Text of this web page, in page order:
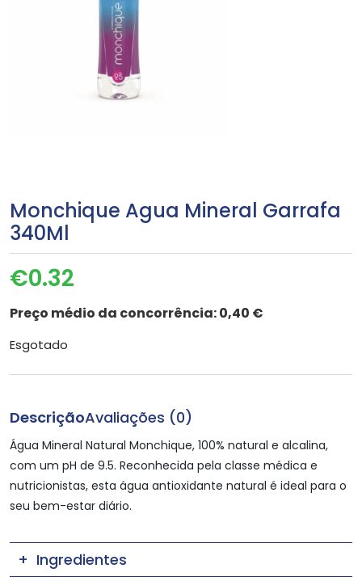
Monchique Agua Mineral Garrafa
340Ml
€0.32
Preço médio da concorrência:0,40 €
Esgotado
DescriçãoAvaliações (0)
Água Mineral Natural Monchique, 100% natural e alcalina,
com um pH de 9.5. Reconhecida pela classe médica e
nutricionistas, esta água antioxidante natural é ideal para o
seu bem-estar diário.
Ingredientes